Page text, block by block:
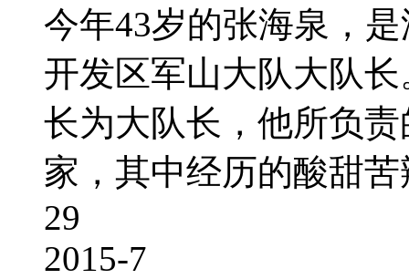
今年43岁的张海泉，
开发区军山大队大队
长为大队长，他所负
家，其中经历的酸甜
29
2015-7